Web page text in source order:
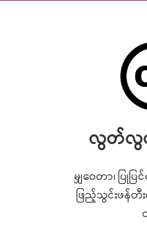
လွတ်လွ
မျှဝေတာ၊ ပြုပ
ဖြည့်သွင်းဖန်တီ